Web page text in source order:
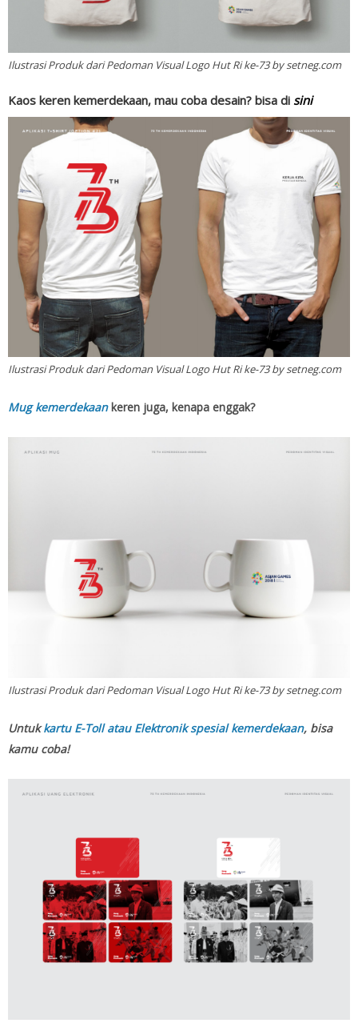
Ilustrasi Produk dari Pedoman Visual Logo Hut Ri ke-73 by setneg.com
Kaos keren kemerdekaan, mau coba desain? bisa di sini
Ilustrasi Produk dari Pedoman Visual Logo Hut Ri ke-73 by setneg.com
Mug kemerdekaankeren juga, kenapa enggak?
Ilustrasi Produk dari Pedoman Visual Logo Hut Ri ke-73 by setneg.com
Untukkartu E-Toll atau Elektronik spesial kemerdekaan, bisa
kamu coba!